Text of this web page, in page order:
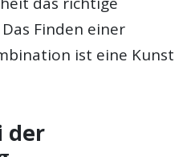
Finden einer
ist eine Kunst
der